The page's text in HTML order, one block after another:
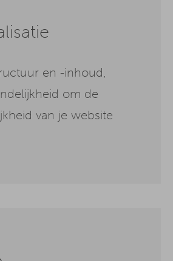
en -inhoud,
om de
van je website